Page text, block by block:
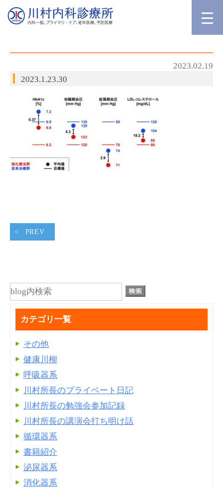
2023.02.19
2023.1.23.30
PREV
カテゴリ一覧
その他
健康川柳
呼吸器系
川村所長のプライベート日記
川村所長の勉強会参加記録
川村所長の講演会打ち明け話
循環器系
書籍紹介
泌尿器系
消化器系